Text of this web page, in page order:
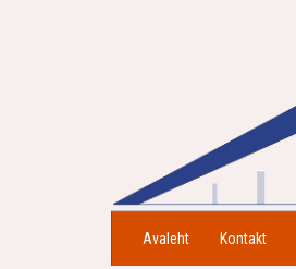
Avaleht Kontakt